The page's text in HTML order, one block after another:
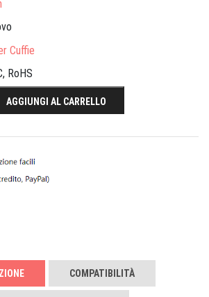
Cuffie
RoHS
AGGIUNGI AL CARRELLO
COMPATIBILITÀ